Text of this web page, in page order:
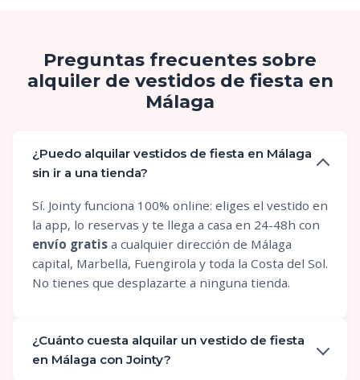
Preguntas frecuentes sobre
alquiler de vestidos de fiesta en
Málaga
¿Puedo alquilar vestidos de fiesta en Málaga
sin ir a una tienda?
Sí. Jointy funciona 100% online: eliges el vestido en
la app, lo reservas y te llega a casa en 24-48h con
envío gratis a cualquier dirección de Málaga
capital, Marbella, Fuengirola y toda la Costa del Sol.
No tienes que desplazarte a ninguna tienda.
¿Cuánto cuesta alquilar un vestido de fiesta
en Málaga con Jointy?